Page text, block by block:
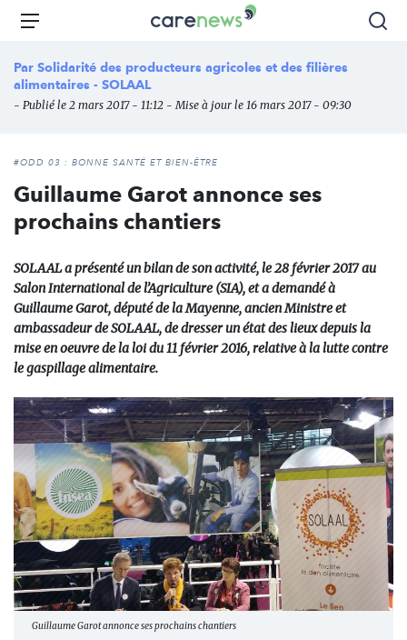
Aller
principal
Carenews,
média
acteurs
Menu
Par Solidarité des producteurs agricoles et des filières
alimentaires - SOLAAL
- Publié le 2 mars 2017 - 11:12 - Mise à jour le 16 mars 2017 - 09:30
#ODD 03 : BONNE SANTÉ ET BIEN-ÊTRE
Guillaume Garot annonce ses
prochains chantiers
SOLAAL a présenté un bilan de son activité, le 28 février 2017 au
Salon International de l’Agriculture (SIA), et a demandé à
Guillaume Garot, député de la Mayenne, ancien Ministre et
ambassadeur de SOLAAL, de dresser un état des lieux depuis la
mise en oeuvre de la loi du 11 février 2016, relative à la lutte contre
le gaspillage alimentaire.
Guillaume Garot annonce ses prochains chantiers